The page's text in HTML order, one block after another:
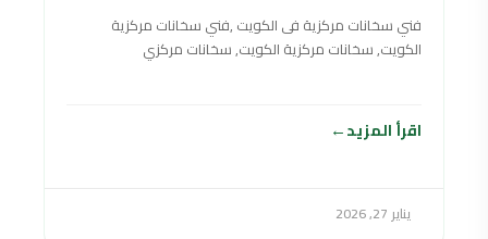
فني سخانات مركزية فى الكويت ,فني سخانات مركزية
الكويت, سخانات مركزية الكويت, سخانات مركزي
اقرأ المزيد
يناير 27, 2026